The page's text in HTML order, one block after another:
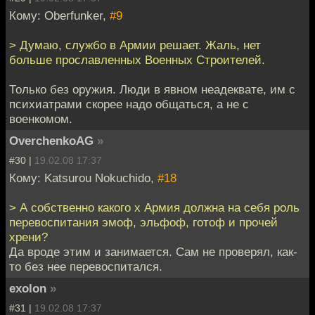
Кому: Oberfunker, #9
> Думаю, службо в Армии решает. Жаль, нет
больше прославленных Военных Строителей.
Только без оружия. Люди в явном неадеквате, им с
психиатрами скорее надо общаться, а не с
военкомом.
OverchenkoAG »
#30 | 19.02.08 17:37
Кому: Katsurou Nokuchido, #18
> А собственно какого х Армия должна на себя роль
перевоспитания эмоф, эльфоф, готоф и прочей
хрени?
Да вроде этим и занимается. Сам не проверял, как-
то без нее перевоспитался.
exolon »
#31 | 19.02.08 17:37